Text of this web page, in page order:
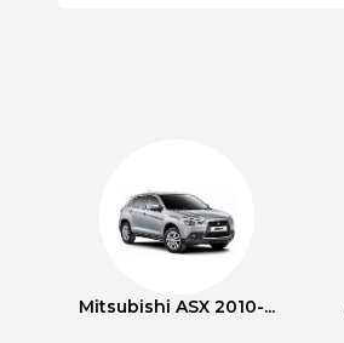
Mitsubishi ASX 2010-...